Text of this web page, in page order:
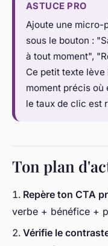
ASTUCE PRO
Ajoute une micro-
sous le bouton :
à tout moment",
Ce petit texte
moment précis
le taux de clic est
Ton plan
Repère ton CTA
verbe + bénéfice +
Vérifie le